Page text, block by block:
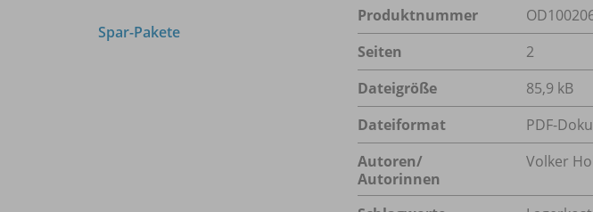
Spar-Pakete
Produktnummer
Seiten
2
Dateigröße
85,9 kB
Dateiformat
PDF-
Autoren/
Autorinnen
Volker